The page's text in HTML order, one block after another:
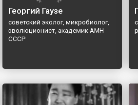
Георгий Гаузе
советский эколог, микробиолог,
эволюционист, академик АМН
СССР